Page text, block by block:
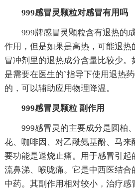
999感冒灵颗粒对感冒有用吗
999牌感冒灵颗粒含有退热的
作用，但是如果是高热，可能退
冒冲剂里的退热成分含量比较少。
是需要在医生的`指导下使用退热
的，可以辅助应用物理降温。
999感冒灵颗粒 副作用
999感冒灵的主要成分是圆柏
花、咖啡因、对乙酰氨基酚、马来
要功能是退烧止痛。用于感冒引起
流鼻涕、喉咙痛。它是中西医结合
中药。其副作用相对较小，治疗感